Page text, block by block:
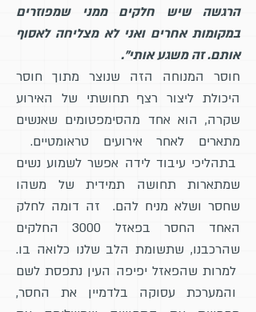
הרגשה שיש חלקים ממני שמפוזרים
במקומות אחרים ואני לא מצליחה לאסוף
אותם. זה משגע אותי".
חוסר המנוחה הזה שנוצר מתוך חוסר
היכולת ליצור רצף תחושתי של האירוע
שקרה, הוא אחד מהסימפטומים שאנשים
מתארים לאחר אירועים טראומטיים.
בתהליכי עיבוד לידה אפשר לשמוע נשים
שמתארות תחושה תמידית של משהו
שחסר ושלא מניח להם. זה דומה לחלק
האחד החסר בפאזל 3000 החלקים
שהרכבנו, שתשומת הלב שלנו כלואה בו.
למרות שהפאזל יפיפה העין נתפסת לשם
והמערכת עסוקה בלדמיין את החסר,